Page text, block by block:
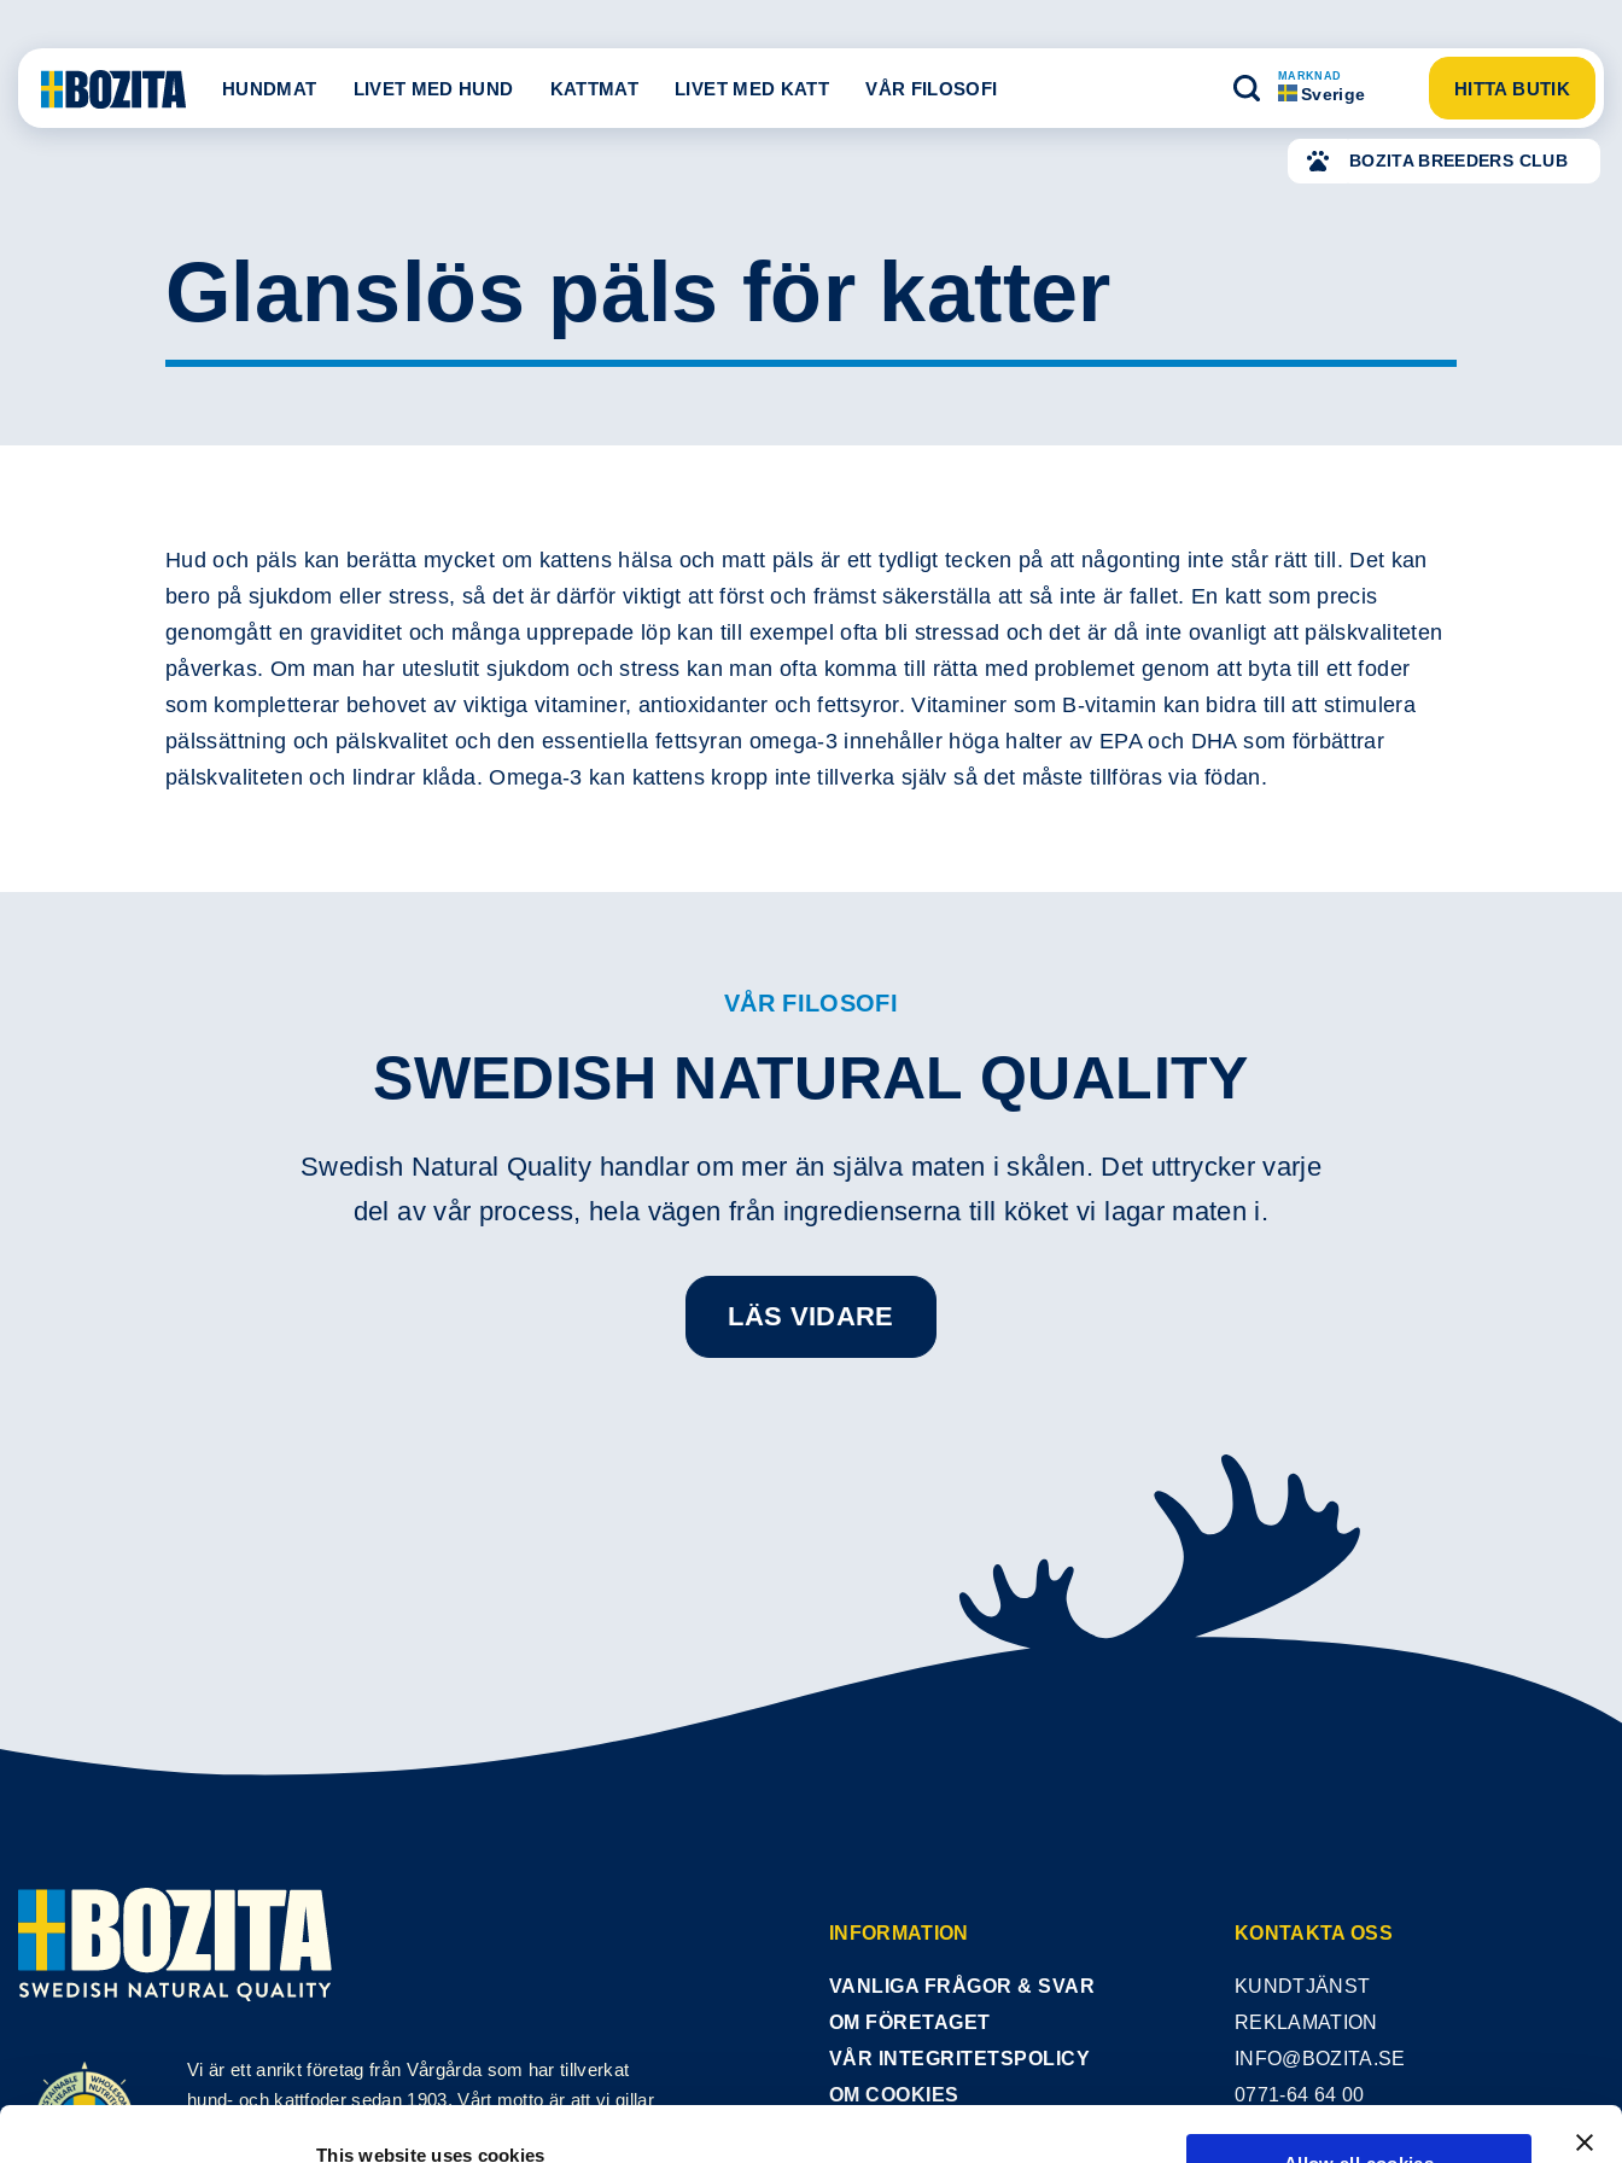
This website uses cookies
content
BOZITA BREEDERS CLUB
HUNDMAT LIVET MED HUND KATTMAT LIVET MED KATT VÅR FILOSOFI
MARKNAD
Sverige HITTA BUTIK
Glanslös päls för katter
Hud och päls kan berätta mycket om kattens hälsa och matt päls är ett tydligt tecken på att någonting inte står rätt till. Det kan
bero på sjukdom eller stress, så det är därför viktigt att först och främst säkerställa att så inte är fallet. En katt som precis
genomgått en graviditet och många upprepade löp kan till exempel ofta bli stressad och det är då inte ovanligt att pälskvaliteten
påverkas. Om man har uteslutit sjukdom och stress kan man ofta komma till rätta med problemet genom att byta till ett foder
som kompletterar behovet av viktiga vitaminer, antioxidanter och fettsyror. Vitaminer som B-vitamin kan bidra till att stimulera
pälssättning och pälskvalitet och den essentiella fettsyran omega-3 innehåller höga halter av EPA och DHA som förbättrar
pälskvaliteten och lindrar klåda. Omega-3 kan kattens kropp inte tillverka själv så det måste tillföras via födan.
VÅR FILOSOFI
SWEDISH NATURAL QUALITY
Swedish Natural Quality handlar om mer än själva maten i skålen. Det uttrycker varje
del av vår process, hela vägen från ingredienserna till köket vi lagar maten i.
LÄS VIDARE
Vi är ett anriktföretag från Vårgårda som har tillverkat
hund- och kattfoder sedan 1903. Vårt motto är att vi gillar
INFORMATION
VANLIGA FRÅGOR & SVAR
OM FÖRETAGET
VÅR INTEGRITETSPOLICY
OM COOKIES
KONTAKTA OSS
KUNDTJÄNST
REKLAMATION
INFO@BOZITA.SE
0771-64 64 00